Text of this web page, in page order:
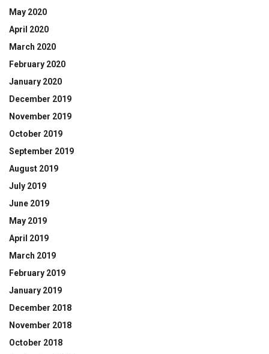
May 2020
April 2020
March 2020
February 2020
January 2020
December 2019
November 2019
October 2019
September 2019
August 2019
July 2019
June 2019
May 2019
April 2019
March 2019
February 2019
January 2019
December 2018
November 2018
October 2018